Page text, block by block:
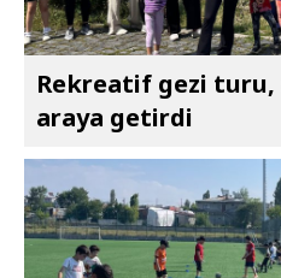
Rekreatif gezi
araya getirdi